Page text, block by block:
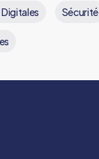
Sécurité